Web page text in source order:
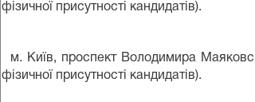
фізичної присутності кандидатів).
м. Київ, проспект Володимира
фізичної присутності кандидатів).